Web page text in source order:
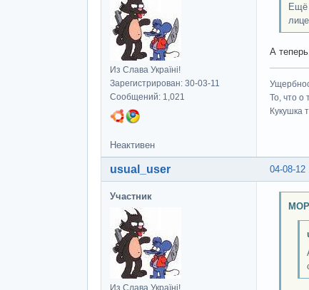
Из Слава Україні!
Зарегистрирован: 30-03-11
Сообщений: 1,021
Ещё
А
То, что о
Кукушка
Неактивен
04-08-12
usual_user
Участник